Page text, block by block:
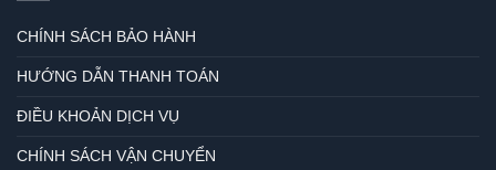
CHÍNH SÁCH BẢO HÀNH
HƯỚNG DẪN THANH TOÁN
ĐIỀU KHOẢN DỊCH VỤ
CHÍNH SÁCH VẬN CHUYỂN